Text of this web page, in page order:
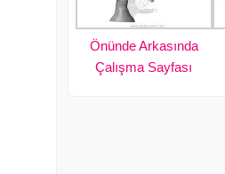
Önünde Arkasında
Çalışma Sayfası